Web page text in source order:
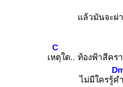
แล้วมันจะผ่
เหตุ
C
ใด.. ท้องฟ้าสีคร
ไม่มีใครรู้คำ